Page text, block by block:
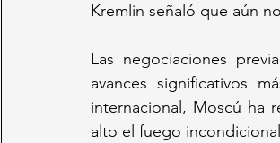
Kremlin señaló que aún
Las negociaciones
avances significativos
internacional, Moscú ha
alto el fuego